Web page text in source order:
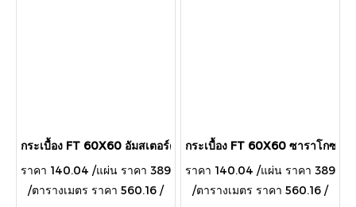
กระเบื้อง FT 60X60 อัมสเตอร์ดัม กราไฟต์(HYG)R/T PM
ราคา 140.04 /แผ่น ราคา 389
/ตารางเมตร ราคา 560.16 /
กระเบื้อง FT 60X60 ซาราโกซา
ราคา 140.04 /แผ่น ราคา 389
/ตารางเมตร ราคา 560.16 /